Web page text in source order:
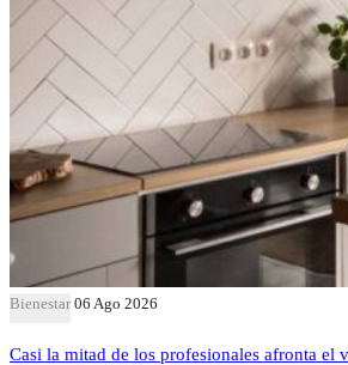
Bienestar 06 Ago 2026
Casi la mitad de los profesionales afronta el